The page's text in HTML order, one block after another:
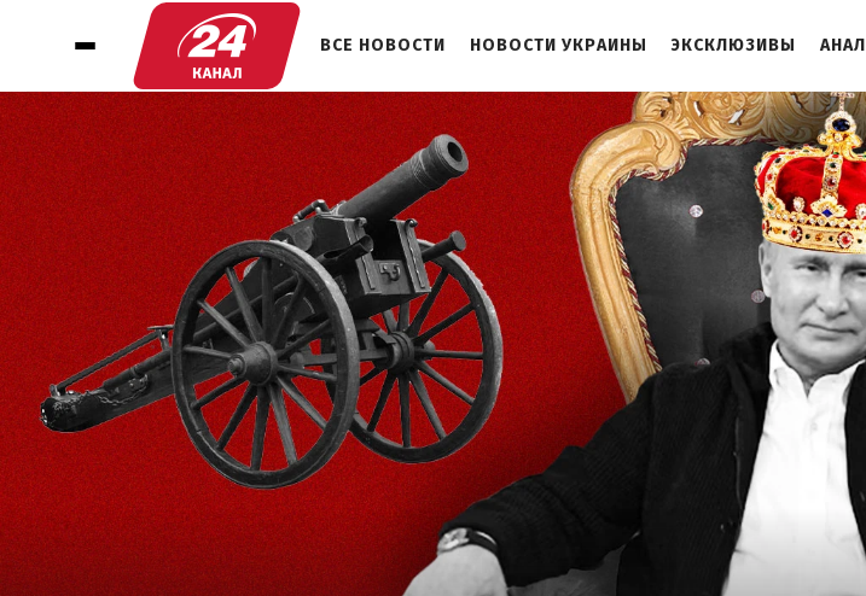
ВСЕ НОВОСТИ НОВОСТИ УКРАИНЫ ЭКСКЛЮЗИВЫ
1
ИНАУГУРАЦИЯ ПРЕЗИДЕНТА РОССИИ:
КРЕМЛЬ ХОЧЕТ ПОКАЗАТЬ, ЧТО
ПУТИН НЕ В ИЗОЛЯЦИИ
ПОЧЕМУ ФРАНЦИЯ И НЕКОТОРЫЕ
СТРАНЫ ЕС ПОСЕТИЛИ ЦЕРЕМОНИЮ
ПУТИНА
ИНАУГУРАЦИЯ В 2024 – ЧЕГО ОТ
ПУТИНА ЖДАТЬ ДАЛЬШЕ